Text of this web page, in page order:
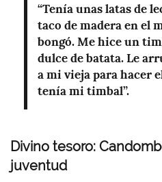
“Tenía unas latas de
taco de madera en el
bongó. Me hice un
dulce de batata. Le
a mi vieja para hacer
tenía mi timbal”.
Divino tesoro:
juventud